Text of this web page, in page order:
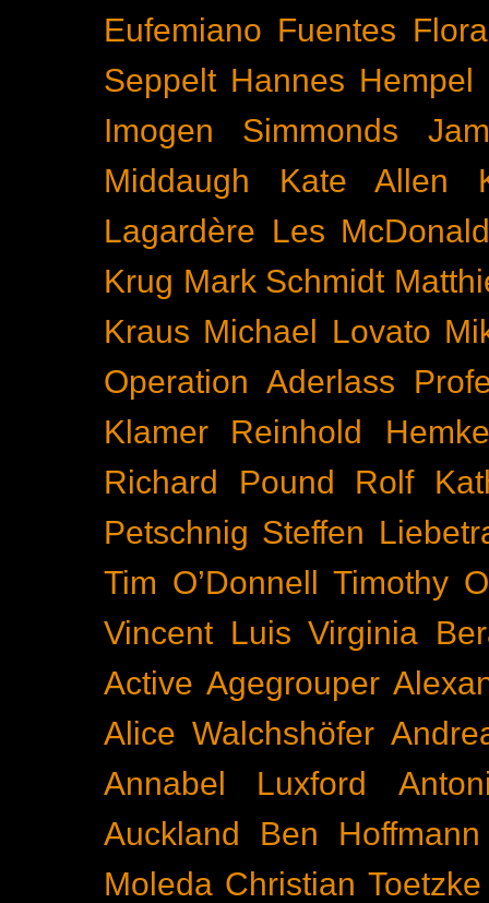
Eufemiano Fuentes
Seppelt Hannes Hempel
Imogen Simmonds
Middaugh
Kate Allen
Lagardère Les
Krug Mark Schmidt
Kraus Michael Lovato
Operation Aderlass
Klamer
Reinhold
Richard Pound
Rolf
Petschnig Steffen
Tim O’Donnell Timothy
Vincent Luis Virginia
Active Agegrouper
Alice Walchshöfer
Annabel Luxford
Auckland
Ben Hoffmann
Moleda Christian Toetzke